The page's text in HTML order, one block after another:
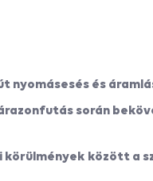
és
során
körülmények között a